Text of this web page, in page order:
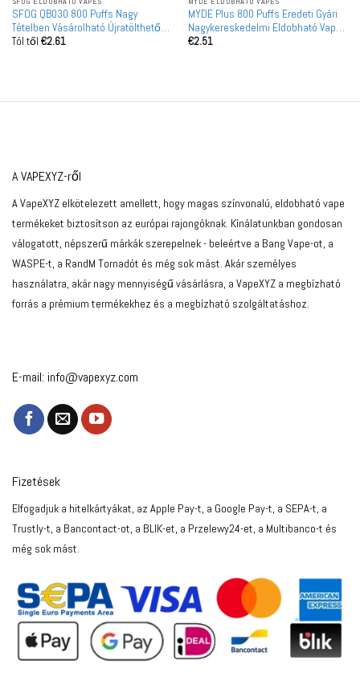
SFOG QB030 800 Puffs Nagy
Tételben Vásárolható Újratölthető
Eldobható Vape Nagykereskedelem
Tól től €2.61
MYDE Plus 800 Puffs Eredeti Gyári
Nagykereskedelmi Eldobható Vape
EU Raktár
€2.51
A VAPEXYZ-ről
A VapeXYZ elkötelezett amellett, hogy magas színvonalú, eldobható vape
termékeket biztosítson az európai rajongóknak. Kínálatunkban gondosan
válogatott, népszerű márkák szerepelnek - beleértve a Bang Vape-ot, a
WASPE-t, a RandM Tornadót és még sok mást. Akár személyes
használatra, akár nagy mennyiségű vásárlásra, a VapeXYZ a megbízható
forrás a prémium termékekhez és a megbízható szolgáltatáshoz.
E-mail: info@vapexyz.com
Fizetések
Elfogadjuk a hitelkártyákat, az Apple Pay-t, a Google Pay-t, a SEPA-t, a
Trustly-t, a Bancontact-ot, a BLIK-et, a Przelewy24-et, a Multibanco-t és
még sok mást.